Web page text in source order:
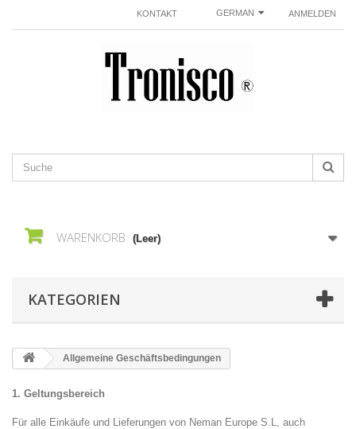
ANMELDEN
GERMAN
KONTAKT
WARENKORB (Leer)
KATEGORIEN
Allgemeine Geschäftsbedingungen
1. Geltungsbereich
Für alle Einkäufe und Lieferungen von Neman Europe S.L, auch